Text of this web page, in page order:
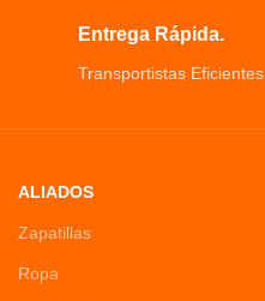
Entrega Rápida.
Transportistas Eficientes
ALIADOS
Zapatillas
Ropa